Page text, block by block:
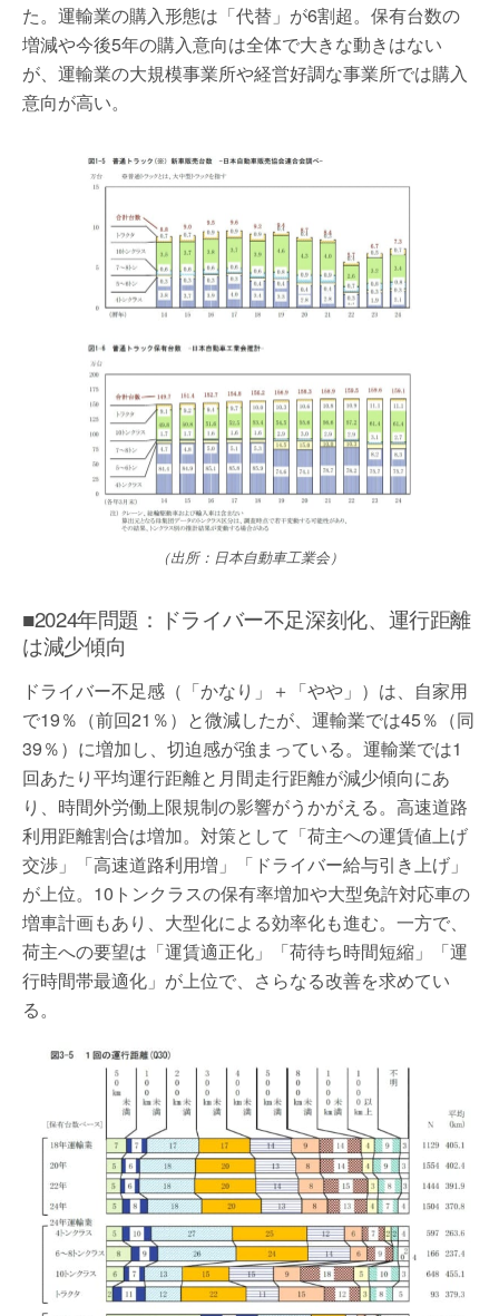
た。運輸業の購入形態は「代替」が6割超。保有台数の
増減や今後5年の購入意向は全体で大きな動きはない
が、運輸業の大規模事業所や経営好調な事業所では購入
意向が高い。
（出所：日本自動車工業会）
■2024年問題：ドライバー不足深刻化、運行距離
は減少傾向
ドライバー不足感（「かなり」＋「やや」）は、自家用
で19％（前回21％）と微減したが、運輸業では45％（同
39％）に増加し、切迫感が強まっている。運輸業では1
回あたり平均運行距離と月間走行距離が減少傾向にあ
り、時間外労働上限規制の影響がうかがえる。高速道路
利用距離割合は増加。対策として「荷主への運賃値上げ
交渉」「高速道路利用増」「ドライバー給与引き上げ」
が上位。10トンクラスの保有率増加や大型免許対応車の
増車計画もあり、大型化による効率化も進む。一方で、
荷主への要望は「運賃適正化」「荷待ち時間短縮」「運
行時間帯最適化」が上位で、さらなる改善を求めてい
る。